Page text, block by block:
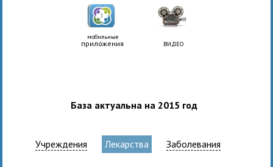
мобильные
приложения ВИДЕО
База актуальна на 2015 год
Учреждения Лекарства Заболевания